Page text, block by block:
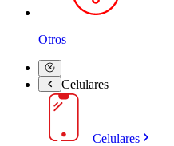
Otros
Celulares
Celulares